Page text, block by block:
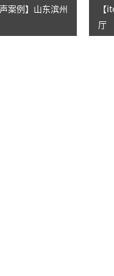
案例】山东滨州
【
厅